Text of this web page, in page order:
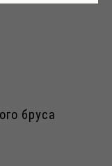
бруса